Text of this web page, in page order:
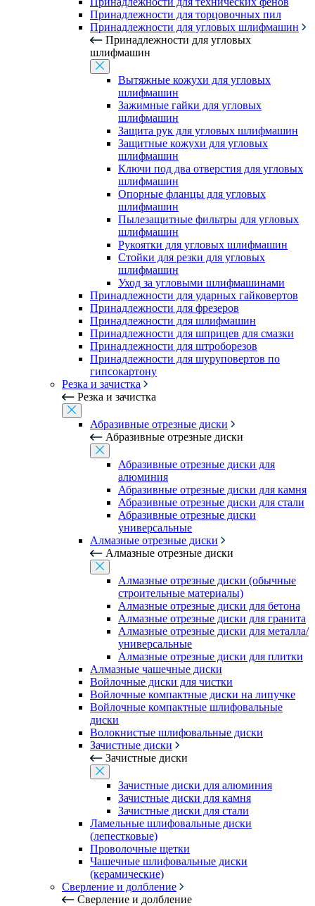
Принадлежности для торцовочных пил
Принадлежности для угловых шлифмашин
Принадлежности для угловых
шлифмашин
Вытяжные кожухи для угловых
шлифмашин
Зажимные гайки для угловых
шлифмашин
Защита рук для угловых шлифмашин
Защитные кожухи для угловых
шлифмашин
Ключи под два отверстия для угловых
шлифмашин
Опорные фланцы для угловых
шлифмашин
Пылезащитные фильтры для угловых
шлифмашин
Рукоятки для угловых шлифмашин
Стойки для резки для угловых
шлифмашин
Уход за угловыми шлифмашинами
Принадлежности для ударных гайковертов
Принадлежности для фрезеров
Принадлежности для шлифмашин
Принадлежности для шприцев для смазки
Принадлежности для штроборезов
Принадлежности для шуруповертов по
гипсокартону
Резка и зачистка
Резка и зачистка
Абразивные отрезные диски
Абразивные отрезные диски
Абразивные отрезные диски для
алюминия
Абразивные отрезные диски для камня
Абразивные отрезные диски для стали
Абразивные отрезные диски
универсальные
Алмазные отрезные диски
Алмазные отрезные диски
Алмазные отрезные диски (обычные
строительные материалы)
Алмазные отрезные диски для бетона
Алмазные отрезные диски для гранита
Алмазные отрезные диски для металла/
универсальные
Алмазные отрезные диски для плитки
Алмазные чашечные диски
Войлочные диски для чистки
Войлочные компактные диски на липучке
Войлочные компактные шлифовальные
диски
Волокнистые шлифовальные диски
Зачистные диски
Зачистные диски
Зачистные диски для алюминия
Зачистные диски для камня
Зачистные диски для стали
Ламельные шлифовальные диски
(лепестковые)
Проволочные щетки
Чашечные шлифовальные диски
(керамические)
Сверление и долбление
Сверление и долбление